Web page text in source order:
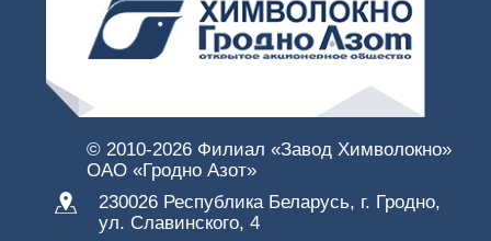
© 2010-2026 Филиал «Завод Химволокно»
ОАО «Гродно Азот»
230026 Республика Беларусь, г. Гродно,
ул. Славинского, 4